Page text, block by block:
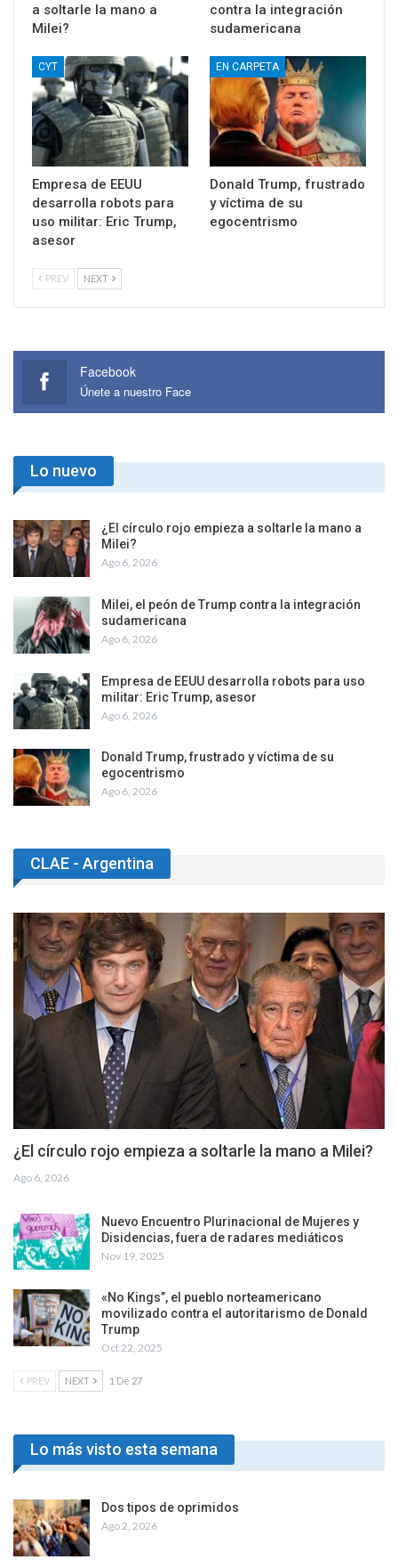
a soltarle la mano a
Milei?
contra la integración
sudamericana
CYT
Empresa de EEUU
desarrolla robots para
uso militar: Eric Trump,
asesor
EN CARPETA
Donald Trump, frustrado
y víctima de su
egocentrismo
PREV NEXT
Facebook
Únete a nuestro Face
Lo nuevo
¿El círculo rojo empieza a soltarle la mano a
Milei?
Ago 6, 2026
Milei, el peón de Trump contra la integración
sudamericana
Ago 6, 2026
Empresa de EEUU desarrolla robots para uso
militar: Eric Trump, asesor
Ago 6, 2026
Donald Trump, frustrado y víctima de su
egocentrismo
Ago 6, 2026
CLAE - Argentina
¿El círculo rojo empieza a soltarle la mano a Milei?
Ago 6, 2026
Nuevo Encuentro Plurinacional de Mujeres y
Disidencias, fuera de radares mediáticos
Nov 19, 2025
«No Kings”, el pueblo norteamericano
movilizado contra el autoritarismo de Donald
Trump
Oct 22, 2025
PREV NEXT 1 De 27
Lo más visto esta semana
Dos tipos de oprimidos
Ago 2, 2026